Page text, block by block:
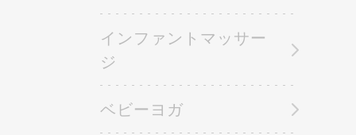
インファントマッサー
ジ
ベビーヨガ